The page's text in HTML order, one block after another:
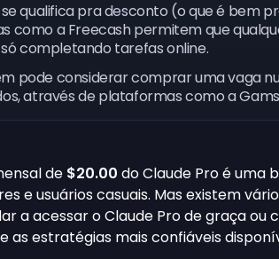
qualifica pra desconto (o que é bem
como a Freecash permitem que
completando tarefas online.
pode considerar comprar uma vaga
através de plataformas como a
de $20.00 do Claude Pro é uma
e usuários casuais. Mas existem
a acessar o Claude Pro de graça ou
as estratégias mais confiáveis